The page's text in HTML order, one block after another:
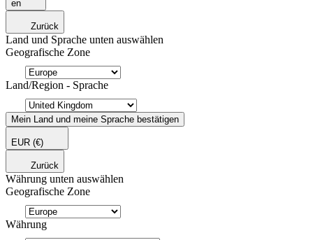
en
Zurück
Land und Sprache unten auswählen
Geografische Zone
Land/Region - Sprache
Mein Land und meine Sprache bestätigen
EUR (€)
Zurück
Währung unten auswählen
Geografische Zone
Währung